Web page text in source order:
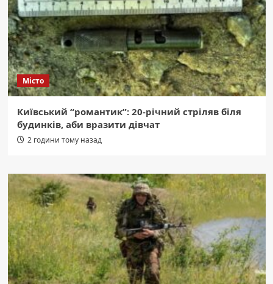
Місто
Київський “романтик”: 20-річний стріляв біля
будинків, аби вразити дівчат
2 години тому назад